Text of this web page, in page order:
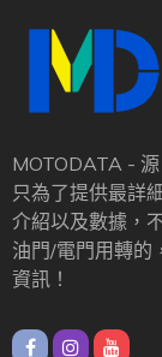
MOTODATA -
只為了提供最詳
介紹以及數據，
油門/電門用轉的
資訊！